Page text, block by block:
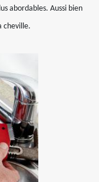
abordables. Aussi bien
cheville.